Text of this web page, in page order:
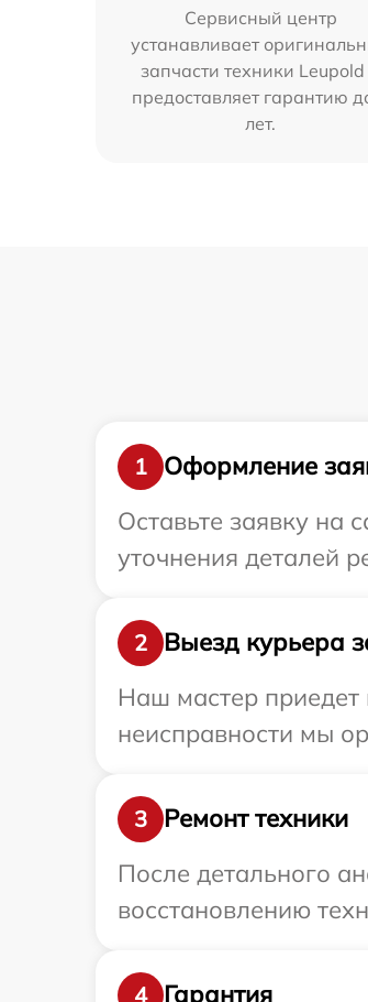
Сервисный центр
устанавливает
запчасти техники Leupold
предоставляет гарантию
лет.
1
Оформление
Оставьте заявку на
уточнения деталей
2
Выезд курьера
Наш мастер приедет
неисправности мы
3
Ремонт техники
После детального
восстановлению
4
Гарантия